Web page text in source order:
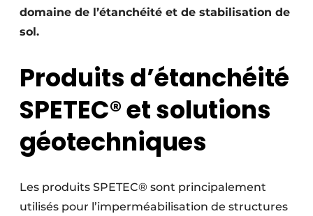
Infrastructures souterraines et égouttage
Rénovation
Sécurité incendie
Software
Travaux ferroviaires
domaine de l’étanchéité et de stabilisation de
sol.
Produits d’étanchéité
SPETEC® et solutions
géotechniques
Les produits SPETEC® sont principalement
utilisés pour l’imperméabilisation de structures